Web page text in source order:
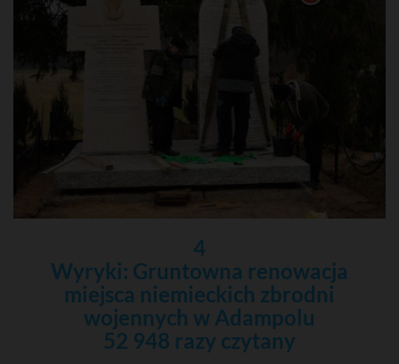
4
Wyryki: Gruntowna renowacja
miejsca niemieckich zbrodni
wojennych w Adampolu
52 948 razy czytany